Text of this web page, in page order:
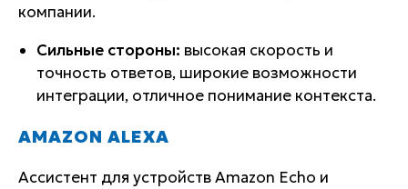
компании.
Сильные стороны: высокая скорость и
точность ответов, широкие возможности
интеграции, отличное понимание контекста.
AMAZON ALEXA
Ассистент для устройств Amazon Echo и